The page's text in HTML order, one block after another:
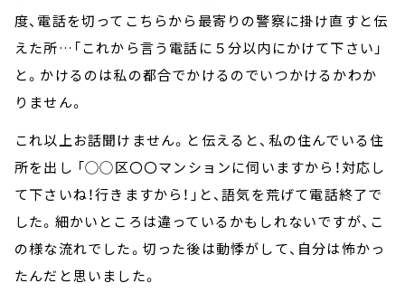
度、電話を切ってこちらから最寄りの警察に掛け直すと伝
えた所…「これから言う電話に５分以内にかけて下さい」
と。かけるのは私の都合でかけるのでいつかけるかわか
りません。
これ以上お話聞けません。と伝えると、私の住んでいる住
所を出し 「◯◯区〇〇マンションに伺いますから！対応し
て下さいね！行きますから！」と、語気を荒げて電話終了で
した。細かいところは違っているかもしれないですが、こ
の様な流れでした。切った後は動悸がして、自分は怖かっ
たんだと思いました。